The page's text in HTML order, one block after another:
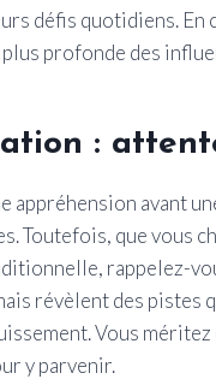
défis quotidiens.
profonde des
:
appréhension avant
Toutefois, que vous
rappelez-
révèlent des
Vous
y parvenir.